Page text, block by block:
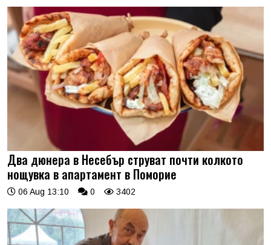
Два дюнера в Несебър струват почти колкото
нощувка в апартамент в Поморие
06 Aug 13:10 0 3402